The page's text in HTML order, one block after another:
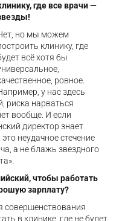
где все врачи —
но мы можем
клинику, где
всё хотя бы
ровное.
у нас здесь
риска нарваться
вообще. И если
директор знает
неудачное стечение
а не блажь звездного
чтобы работать
зарплату?
совершенствования
в клинике, где не будет